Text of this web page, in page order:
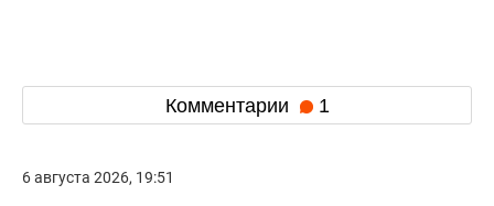
Комментарии 1
6 августа 2026, 19:51